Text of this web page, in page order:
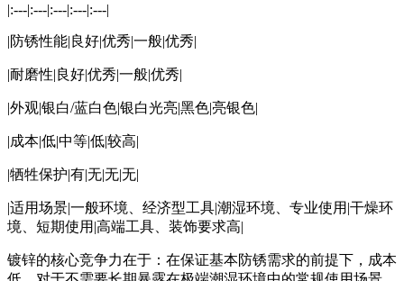
|:---|:---|:---|:---|:---|
|防锈性能|良好|优秀|一般|优秀|
|耐磨性|良好|优秀|一般|优秀|
|外观|银白/蓝白色|银白光亮|黑色|亮银色|
|成本|低|中等|低|较高|
|牺牲保护|有|无|无|无|
|适用场景|一般环境、经济型工具|潮湿环境、专业使用|干燥环
境、短期使用|高端工具、装饰要求高|
镀锌的核心竞争力在于：在保证基本防锈需求的前提下，成本